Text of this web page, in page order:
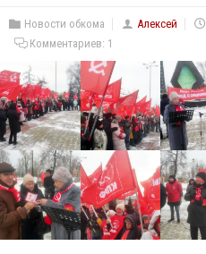
Новости обкома Алексей
Комментариев: 1